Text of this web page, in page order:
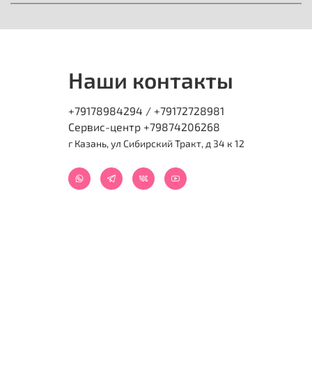
Наши контакты
+79178984294 / +79172728981
Сервис-центр +79874206268
г Казань, ул Сибирский Тракт, д 34 к 12